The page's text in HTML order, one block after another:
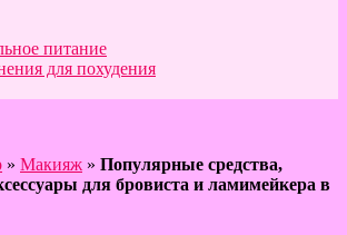
питание
для похудения
» Макияж » Популярные средства,
для бровиста и ламимейкера в